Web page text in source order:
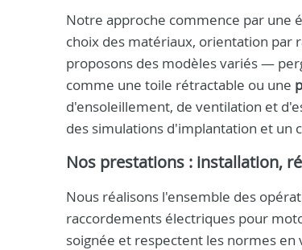
Notre approche commence par une
choix des matériaux, orientation par
proposons des modèles variés —
comme une toile rétractable ou une
d'ensoleillement, de ventilation et
des simulations d'implantation et un
Nos prestations : installation,
Nous réalisons l'ensemble des
raccordements électriques pour
soignée et respectent les normes en